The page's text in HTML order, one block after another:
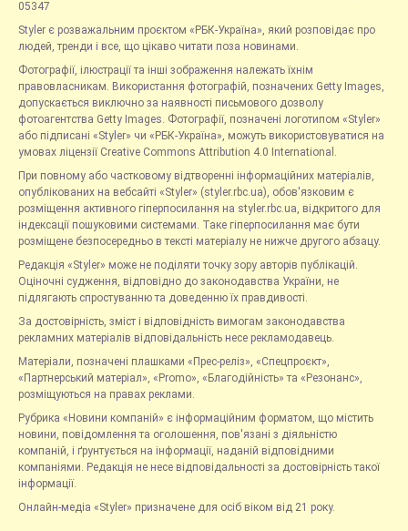
05347
Styler є розважальним проєктом «РБК-Україна», який розповідає про
людей, тренди і все, що цікаво читати поза новинами.
Фотографії, ілюстрації та інші зображення належать їхнім
правовласникам. Використання фотографій, позначених Getty Images,
допускається виключно за наявності письмового дозволу
фотоагентства Getty Images. Фотографії, позначені логотипом «Styler»
або підписані «Styler» чи «РБК-Україна», можуть використовуватися на
умовах ліцензії Creative Commons Attribution 4.0 International.
При повному або частковому відтворенні інформаційних матеріалів,
опублікованих на вебсайті «Styler» (styler.rbc.ua), обов'язковим є
розміщення активного гіперпосилання на styler.rbc.ua, відкритого для
індексації пошуковими системами. Таке гіперпосилання має бути
розміщене безпосередньо в тексті матеріалу не нижче другого абзацу.
Редакція «Styler» може не поділяти точку зору авторів публікацій.
Оціночні судження, відповідно до законодавства України, не
підлягають спростуванню та доведенню їх правдивості.
За достовірність, зміст і відповідність вимогам законодавства
рекламних матеріалів відповідальність несе рекламодавець.
Матеріали, позначені плашками «Прес-реліз», «Спецпроєкт»,
«Партнерський матеріал», «Promo», «Благодійність» та «Резонанс»,
розміщуються на правах реклами.
Рубрика «Новини компаній» є інформаційним форматом, що містить
новини, повідомлення та оголошення, пов'язані з діяльністю
компаній, і ґрунтується на інформації, наданій відповідними
компаніями. Редакція не несе відповідальності за достовірність такої
інформації.
Онлайн-медіа «Styler» призначене для осіб віком від 21 року.